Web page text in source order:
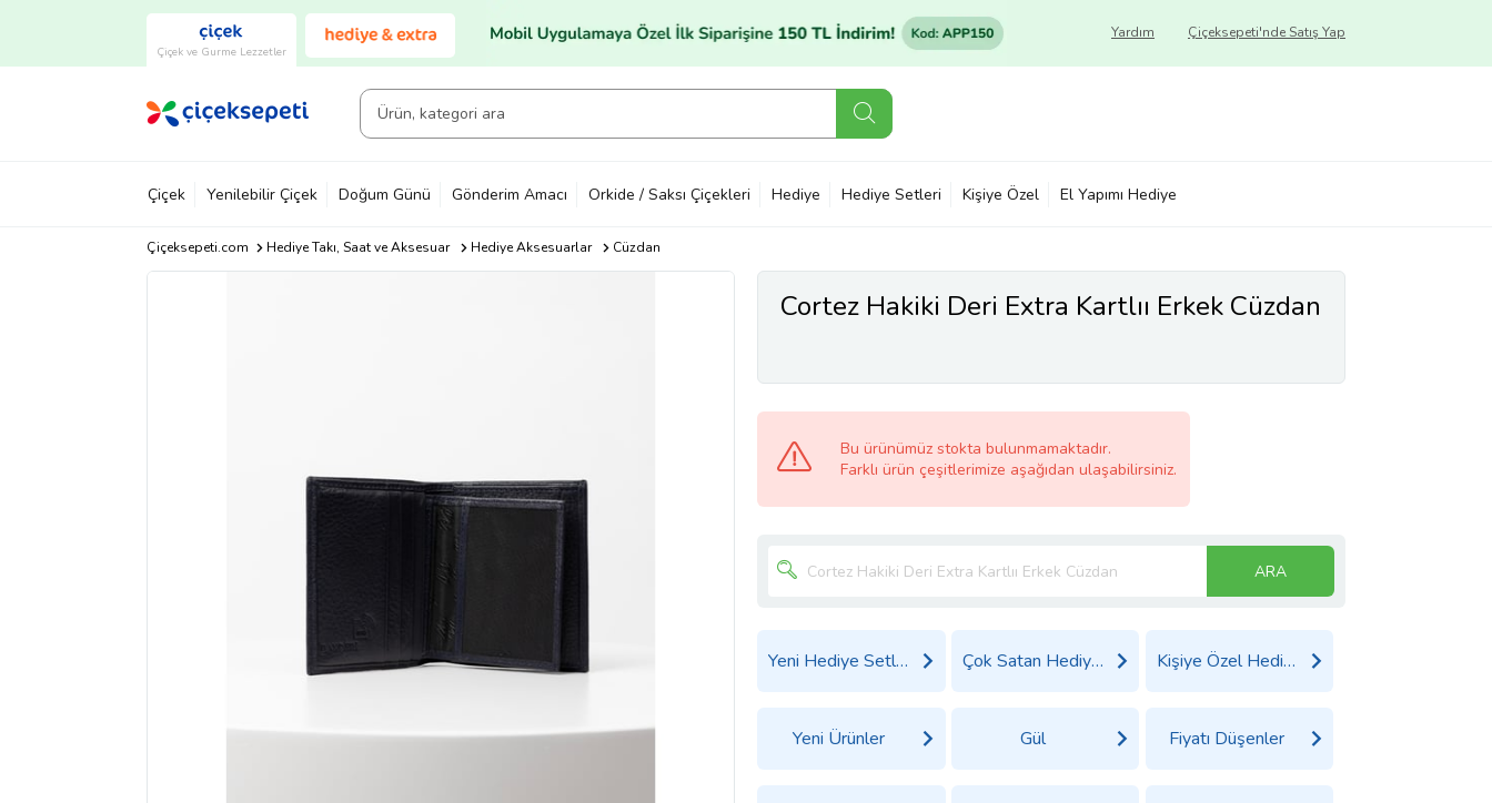
Çiçek ve Gurme Lezzetler
Çiçeksepeti'nde Satış Yap
Yardım
Çiçek Yenilebilir Çiçek Doğum Günü Gönderim Amacı Orkide / Saksı Çiçekleri Hediye Hediye Setleri Kişiye Özel El Yapımı Hediye
Çiçeksepeti.com Hediye Takı, Saat ve Aksesuar Hediye Aksesuarlar Cüzdan
Cortez Hakiki Deri Extra Kartlıı Erkek Cüzdan
Bu ürünümüz stokta bulunmamaktadır.
Farklı ürün çeşitlerimize aşağıdan ulaşabilirsiniz.
ARA
Yeni Hediye Setleri Çok Satan Hediyeler Kişiye Özel Hediyeler
Yeni Ürünler Gül Fiyatı Düşenler